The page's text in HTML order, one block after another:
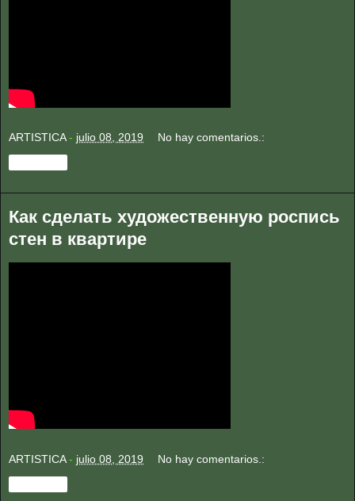
ARTISTICA - julio 08, 2019 No hay comentarios.:
Как сделать художественную роспись
стен в квартире
ARTISTICA - julio 08, 2019 No hay comentarios.: